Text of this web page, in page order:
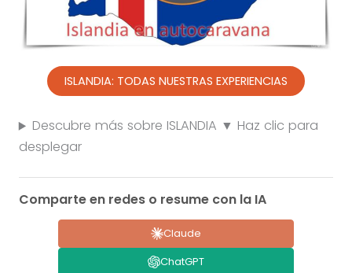
ISLANDIA: TODAS NUESTRAS EXPERIENCIAS
Descubre más sobre ISLANDIA ▼ Haz clic para
desplegar
Comparte en redes o resume con la IA
Claude
ChatGPT